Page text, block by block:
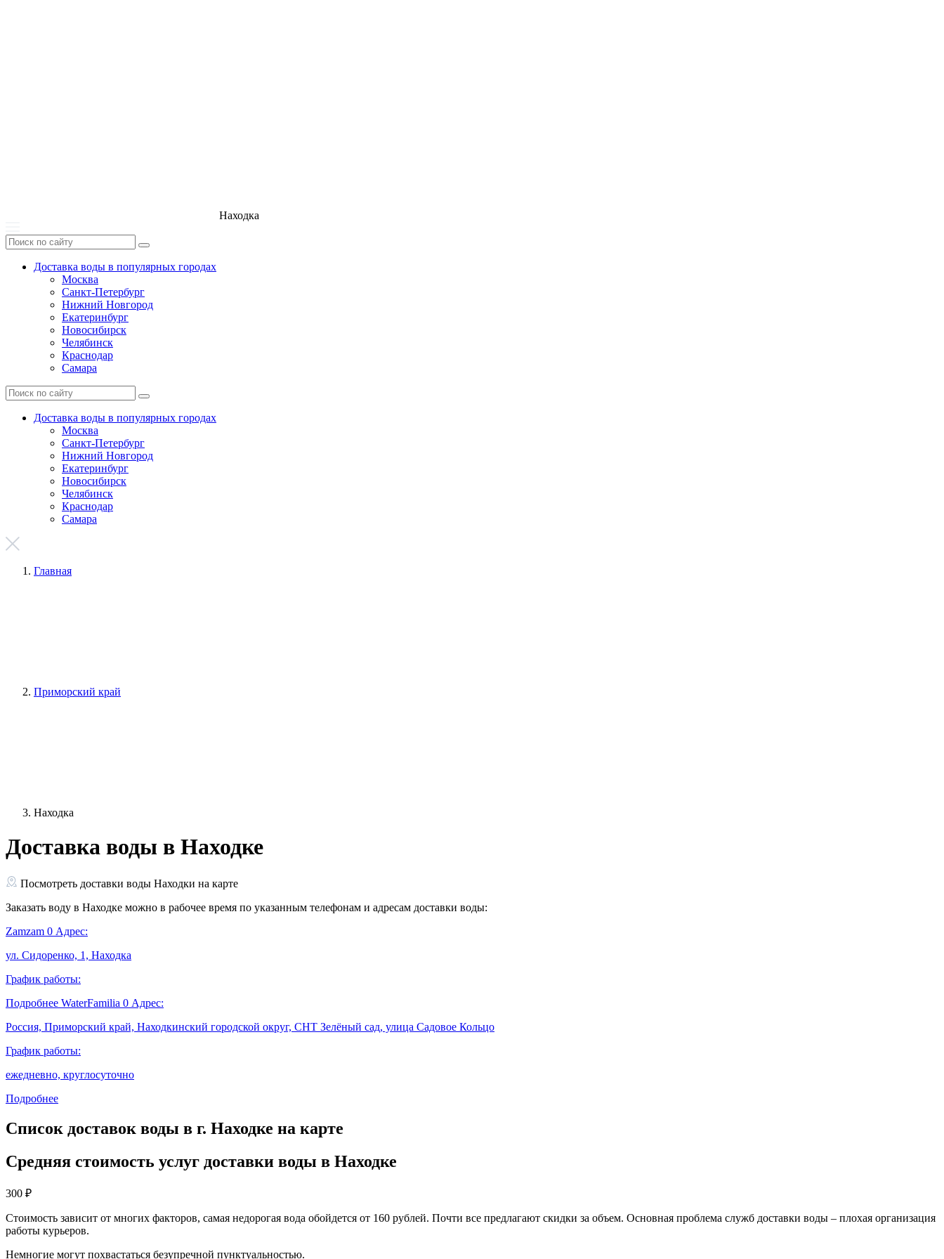
Находка
Доставка воды в популярных городах
Москва
Санкт-Петербург
Нижний Новгород
Екатеринбург
Новосибирск
Челябинск
Краснодар
Самара
Доставка воды в популярных городах
Москва
Санкт-Петербург
Нижний Новгород
Екатеринбург
Новосибирск
Челябинск
Краснодар
Самара
Главная
Приморский край
Находка
Доставка воды в Находке
Посмотреть доставки воды Находки на карте
Заказать воду в Находке можно в рабочее время по указанным телефонам и адресам доставки воды:
Zamzam 0 Адрес:
ул. Сидоренко, 1, Находка
График работы:
Подробнее WaterFamilia 0 Адрес:
Россия, Приморский край, Находкинский городской округ, СНТ Зелёный сад, улица Садовое Кольцо
График работы:
ежедневно, круглосуточно
Подробнее
Список доставок воды в г. Находке на карте
Средняя стоимость услуг доставки воды в Находке
300 ₽
Стоимость зависит от многих факторов, самая недорогая вода обойдется от 160 рублей. Почти все предлагают скидки за объем. Основная проблема служб доставки воды – плохая организация
работы курьеров.
Немногие могут похвастаться безупречной пунктуальностью.